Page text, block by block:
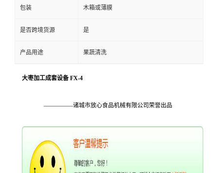
包装 木箱或薄膜
是否跨境货源 是
产品用途 果蔬清洗
大枣加工成套设备 FX-4
—————诸城市放心食品机械有限公司荣誉出品